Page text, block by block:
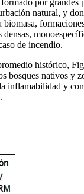
natural, y
de incendio.
histórico,
nativos y
inflamabilidad y